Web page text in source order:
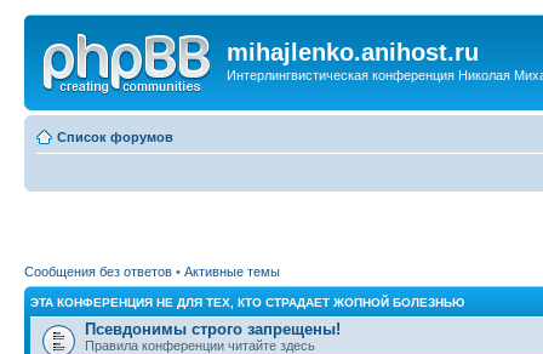
mihajlenko.anihost.ru
Интерлингвистическая конференция Николая
Список форумов
Сообщения без ответов • Активные темы
ЭТА КОНФЕРЕНЦИЯ НЕ ДЛЯ ТЕХ, КТО СТРАДАЕТ ЖОПНОЙ БОЛЕЗНЬЮ
Псевдонимы строго запрещены!
Правила конференции читайте здесь